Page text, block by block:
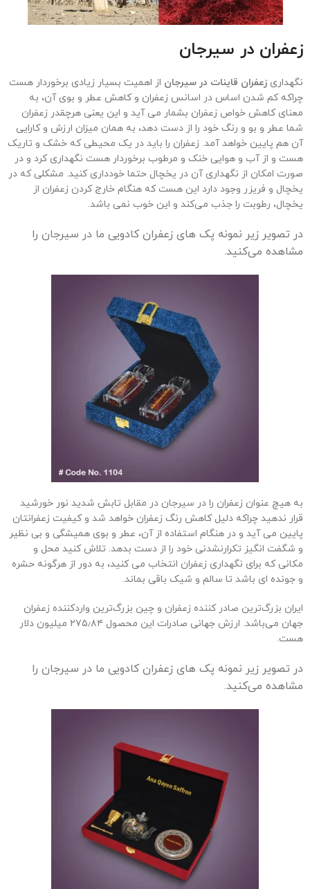
زعفران در سیرجان
نگهداری زعفران قاینات در سیرجان از اهمیت بسیار زیادی برخوردار هست
چراکه کم شدن اساس در اسانس زعفران و کاهش عطر و بوی آن، به
معنای کاهش خواص زعفران بشمار می آید و این یعنی هرچقدر زعفران
شما عطر و بو و رنگ خود را از دست دهد، به همان میزان ارزش و کارایی
آن هم پایین خواهد آمد. زعفران را باید در یک محیطی که خشک و تاریک
هست و از آب و هوایی خنک و مرطوب برخوردار هست نگهداری کرد و در
صورت امکان از نگهداری آن در یخچال حتما خودداری کنید. مشکلی که در
یخچال و فریزر وجود دارد این هست که هنگام خارج کردن زعفران از
یخچال، رطوبت را جذب می‌کند و این خوب نمی باشد.
در تصویر زیر نمونه پک های زعفران کادویی ما در سیرجان را
مشاهده می‌کنید.
به هیچ عنوان زعفران را در سیرجان در مقابل تابش شدید نور خورشید
قرار ندهید چراکه دلیل کاهش رنگ زعفران خواهد شد و کیفیت زعفرانتان
پایین می آید و در هنگام استفاده از آن، عطر و بوی همیشگی و بی نظیر
و شگفت انگیز تکرارنشدنی خود را از دست بدهد. تلاش کنید محل و
مکانی که برای نگهداری زعفران انتخاب می کنید، به دور از هرگونه حشره
و جونده ای باشد تا سالم و شیک باقی بماند.
ایران بزرگ‌ترین صادر کننده زعفران و چین بزرگ‌ترین واردکننده زعفران
جهان می‌باشد. ارزش جهانی صادرات این محصول ۲۷۵٫۸۴ میلیون دلار
هست.
در تصویر زیر نمونه پک های زعفران کادویی ما در سیرجان را
مشاهده می‌کنید.